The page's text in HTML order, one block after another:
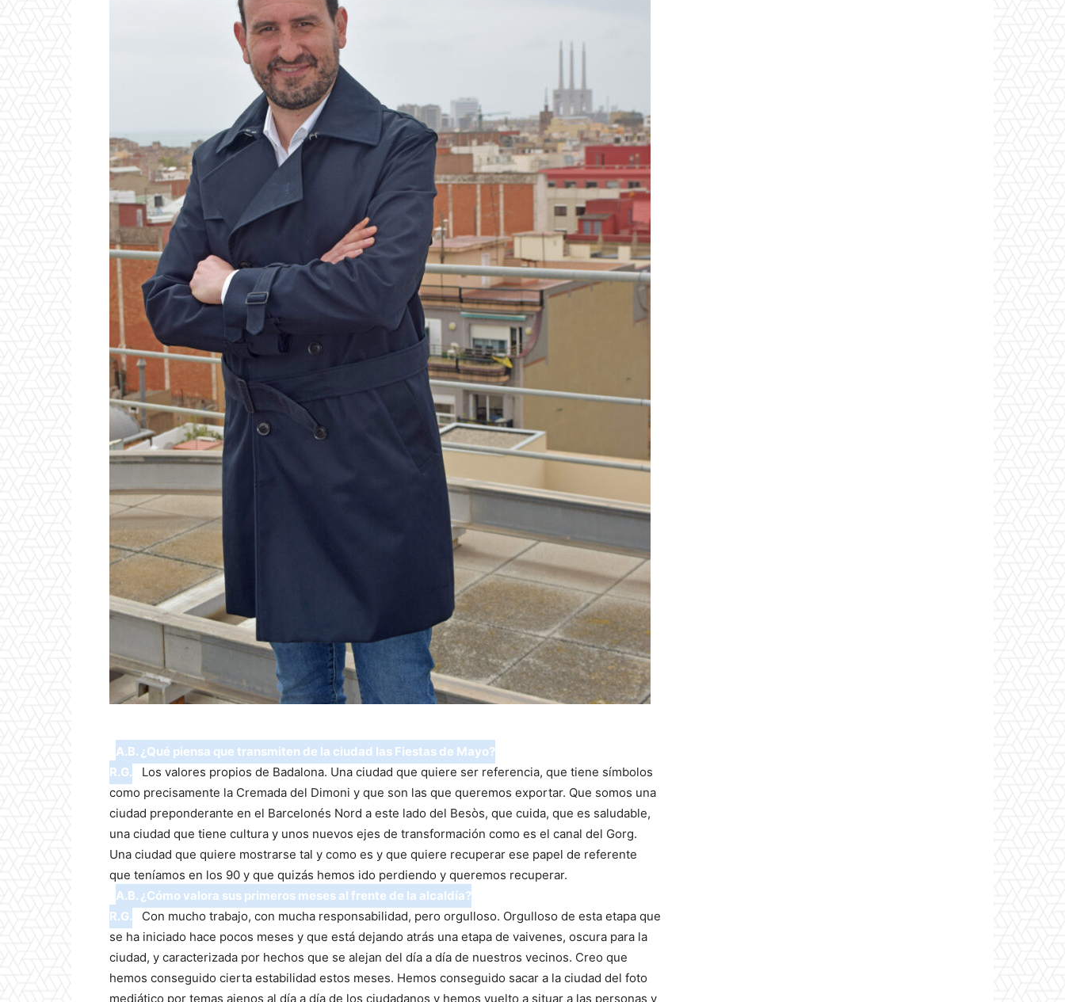
A.B. ¿Qué piensa que transmiten de la ciudad las Fiestas de Mayo?
R.G.
Los valores propios de Badalona. Una ciudad que quiere ser referencia, que tiene símbolos
como precisamente la Cremada del Dimoni y que son las que queremos exportar. Que somos una
ciudad preponderante en el Barcelonés Nord a este lado del Besòs, que cuida, que es saludable,
una ciudad que tiene cultura y unos nuevos ejes de transformación como es el canal del Gorg.
Una ciudad que quiere mostrarse tal y como es y que quiere recuperar ese papel de referente
que teníamos en los 90 y que quizás hemos ido perdiendo y queremos recuperar.
A.B. ¿Cómo valora sus primeros meses al frente de la alcaldía?
R.G.
Con mucho trabajo, con mucha responsabilidad, pero orgulloso. Orgulloso de esta etapa que
se ha iniciado hace pocos meses y que está dejando atrás una etapa de vaivenes, oscura para la
ciudad, y caracterizada por hechos que se alejan del día a día de nuestros vecinos. Creo que
hemos conseguido cierta estabilidad estos meses. Hemos conseguido sacar a la ciudad del foto
mediático por temas ajenos al día a día de los ciudadanos y hemos vuelto a situar a las personas y